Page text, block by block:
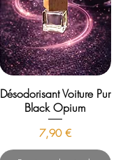
Désodorisant Voiture Pur
Black Opium
Prix
7,90 €